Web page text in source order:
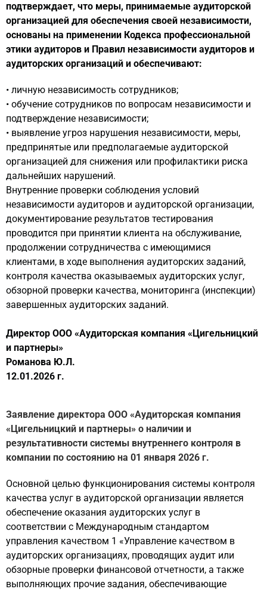
подтверждает, что меры, принимаемые аудиторской
организацией для обеспечения своей независимости,
основаны на применении Кодекса профессиональной
этики аудиторов и Правил независимости аудиторов и
аудиторских организаций и обеспечивают:
• личную независимость сотрудников;
• обучение сотрудников по вопросам независимости и
подтверждение независимости;
• выявление угроз нарушения независимости, меры,
предпринятые или предполагаемые аудиторской
организацией для снижения или профилактики риска
дальнейших нарушений.
Внутренние проверки соблюдения условий
независимости аудиторов и аудиторской организации,
документирование результатов тестирования
проводится при принятии клиента на обслуживание,
продолжении сотрудничества с имеющимися
клиентами, в ходе выполнения аудиторских заданий,
контроля качества оказываемых аудиторских услуг,
обзорной проверки качества, мониторинга (инспекции)
завершенных аудиторских заданий.
Директор ООО «Аудиторская компания «Цигельницкий
и партнеры»
Романова Ю.Л.
12.01.2026 г.
Заявление директора ООО «Аудиторская компания
«Цигельницкий и партнеры» о наличии и
результативности системы внутреннего контроля в
компании по состоянию на 01 января 2026 г.
Основной целью функционирования системы контроля
качества услуг в аудиторской организации является
обеспечение оказания аудиторских услуг в
соответствии с Международным стандартом
управления качеством 1 «Управление качеством в
аудиторских организациях, проводящих аудит или
обзорные проверки финансовой отчетности, а также
выполняющих прочие задания, обеспечивающие